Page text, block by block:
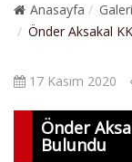
g
l
N
a
Anasayfa
Galeri
Önder Aksakal
17 Kasım 2020
Önder
Bulundu